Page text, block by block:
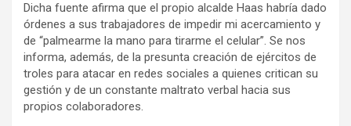
Dicha fuente afirma que el propio alcalde Haas habría dado
órdenes a sus trabajadores de impedir mi acercamiento y
de “palmearme la mano para tirarme el celular”. Se nos
informa, además, de la presunta creación de ejércitos de
troles para atacar en redes sociales a quienes critican su
gestión y de un constante maltrato verbal hacia sus
propios colaboradores.